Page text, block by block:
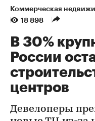
Коммерческая
18 898
В 30%
России
центров
Девелоперы